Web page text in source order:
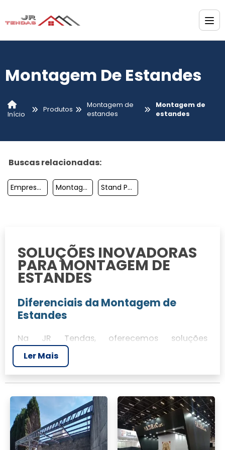
Montagem De Estandes
Início
Produtos
Montagem de
estandes
Montagem de
estandes
Buscas relacionadas:
Empresas De Montagem De Stands Em Sp Montagem De Stands Stand Para Evento Corporativo
SOLUÇÕES INOVADORAS
PARA MONTAGEM DE
ESTANDES
Diferenciais da Montagem de
Estandes
Na JR Tendas, oferecemos soluções
personalizadas e inovadoras para montagem
de estandes, garantindo que nossos clientes
alcancem seus objetivos em eventos e feiras.
e planejamento, proporcionando resultados
impactantes e construídos com qualidade.
Impacto e Resultados Concretos
Ler Mais